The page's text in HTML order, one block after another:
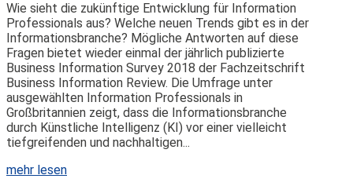
Wie sieht die zukünftige Entwicklung für Information
Professionals aus? Welche neuen Trends gibt es in der
Informationsbranche? Mögliche Antworten auf diese
Fragen bietet wieder einmal der jährlich publizierte
Business Information Survey 2018 der Fachzeitschrift
Business Information Review. Die Umfrage unter
ausgewählten Information Professionals in
Großbritannien zeigt, dass die Informationsbranche
durch Künstliche Intelligenz (KI) vor einer vielleicht
tiefgreifenden und nachhaltigen...
mehr lesen